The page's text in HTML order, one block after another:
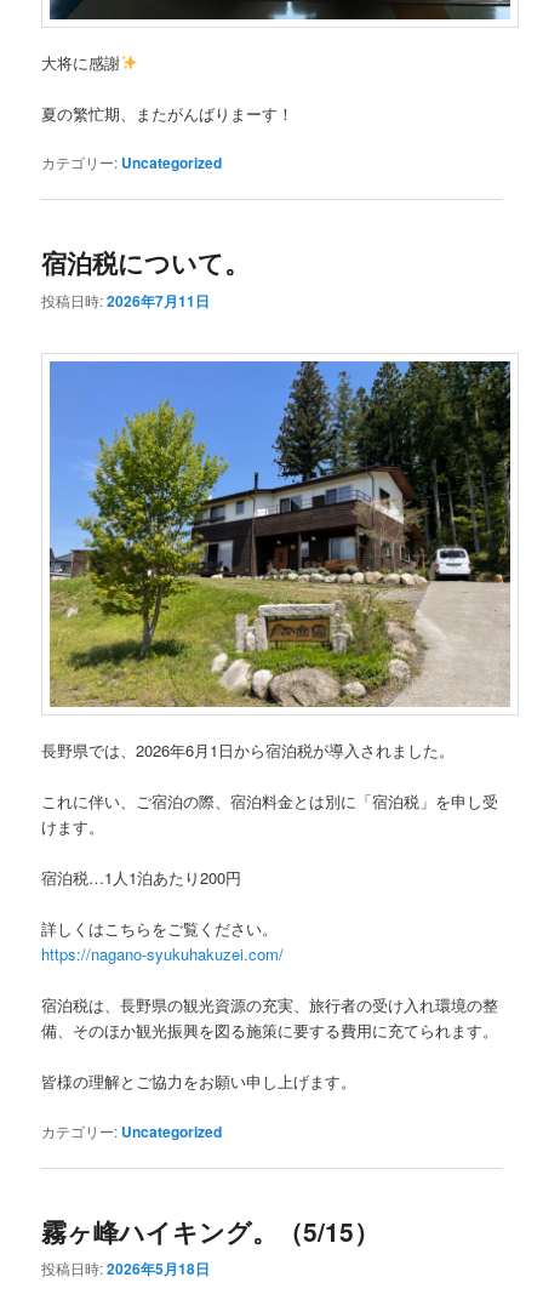
大将に感謝
夏の繁忙期、またがんばりまーす！
カテゴリー: Uncategorized
宿泊税について。
投稿日時:2026年7月11日
長野県では、2026年6月1日から宿泊税が導入されました。
これに伴い、ご宿泊の際、宿泊料金とは別に「宿泊税」を申し受
けます。
宿泊税…1人1泊あたり200円
詳しくはこちらをご覧ください。
https://nagano-syukuhakuzei.com/
宿泊税は、長野県の観光資源の充実、旅行者の受け入れ環境の整
備、そのほか観光振興を図る施策に要する費用に充てられます。
皆様の理解とご協力をお願い申し上げます。
カテゴリー: Uncategorized
霧ヶ峰ハイキング。（5/15）
投稿日時:2026年5月18日